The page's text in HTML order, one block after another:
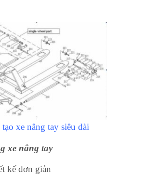
tạo xe nâng tay siêu dài
xe nâng tay
kế đơn giản